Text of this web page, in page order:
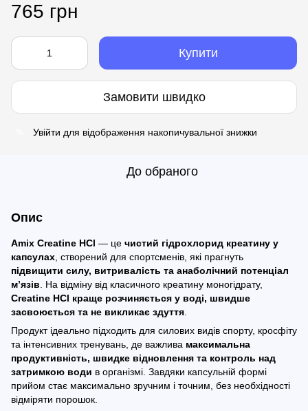
765 грн
Купити
Замовити швидко
Увійти для відображення накопичувальної знижки
До обраного
Опис
Amix Creatine HCl — це чистий гідрохлорид креатину у
капсулах , створений для спортсменів, які прагнуть
підвищити силу, витривалість та анаболічний потенціал
м’язів . На відміну від класичного креатину моногідрату,
Creatine HCl краще розчиняється у воді, швидше
засвоюється та не викликає здуття
Продукт ідеально підходить для силових видів спорту, кросфіту
та інтенсивних тренувань, де важлива максимальна
продуктивність, швидке відновлення та контроль над
затримкою води в організмі. Завдяки капсульній формі
прийом стає максимально зручним і точним, без необхідності
відміряти порошок.